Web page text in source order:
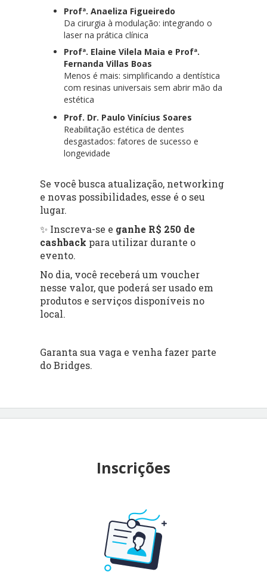
Profª. Anaeliza Figueiredo
Da cirurgia à modulação: integrando o
laser na prática clínica
Profª. Elaine Vilela Maia e Profª.
Fernanda Villas Boas
Menos é mais: simplificando a dentística
com resinas universais sem abrir mão da
estética
Prof. Dr. Paulo Vinícius Soares
Reabilitação estética de dentes
desgastados: fatores de sucesso e
longevidade
Se você busca atualização, networking
e novas possibilidades, esse é o seu
lugar.
✨ Inscreva-se e ganhe R$ 250 de
cashback para utilizar durante o
evento.
No dia, você receberá um voucher
nesse valor, que poderá ser usado em
produtos e serviços disponíveis no
local.
Garanta sua vaga e venha fazer parte
do Bridges.
Inscrições